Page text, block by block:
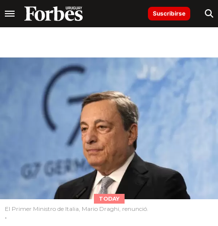
Suscribirse
TODAY
El Primer Ministro de Italia, Mario Draghi, renunció.
.